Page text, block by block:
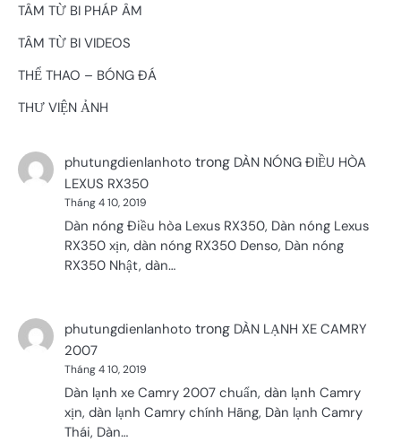
TÂM TỪ BI PHÁP ÂM
TÂM TỪ BI VIDEOS
THỂ THAO – BÓNG ĐÁ
THƯ VIỆN ẢNH
phutungdienlanhoto trong DÀN NÓNG ĐIỀU HÒA
LEXUS RX350
Tháng 4 10, 2019
Dàn nóng Điều hòa Lexus RX350, Dàn nóng Lexus
RX350 xịn, dàn nóng RX350 Denso, Dàn nóng
RX350 Nhật, dàn…
phutungdienlanhoto trong DÀN LẠNH XE CAMRY
2007
Tháng 4 10, 2019
Dàn lạnh xe Camry 2007 chuẩn, dàn lạnh Camry
xịn, dàn lạnh Camry chính Hãng, Dàn lạnh Camry
Thái, Dàn…